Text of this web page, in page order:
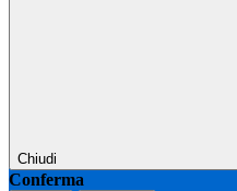
Chiudi
Conferma